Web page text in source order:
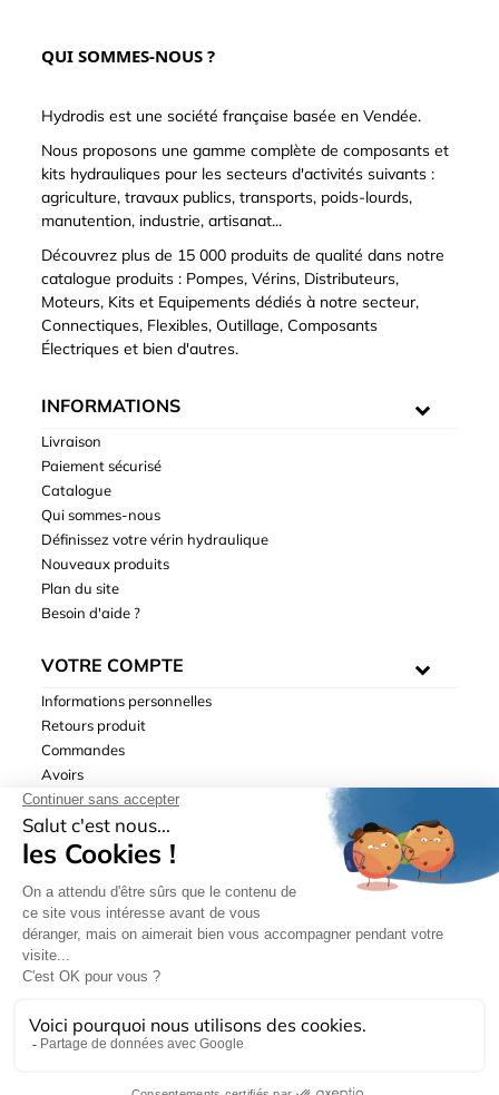
QUI SOMMES-NOUS ?
Hydrodis est une société française basée en Vendée.
Nous proposons une gamme complète de composants et
kits hydrauliques pour les secteurs d'activités suivants :
agriculture, travaux publics, transports, poids-lourds,
manutention, industrie, artisanat...
Découvrez plus de 15 000 produits de qualité dans notre
catalogue produits : Pompes, Vérins, Distributeurs,
Moteurs, Kits et Equipements dédiés à notre secteur,
Connectiques, Flexibles, Outillage, Composants
Électriques et bien d'autres.
INFORMATIONS
Livraison
Paiement sécurisé
Catalogue
Qui sommes-nous
Définissez votre vérin hydraulique
Nouveaux produits
Plan du site
Besoin d'aide ?
VOTRE COMPTE
Informations personnelles
Retours produit
Commandes
Avoirs
Adresses
Bons de réduction
de ventes| © Hydrodis 2003-2026. Tous droits réservés